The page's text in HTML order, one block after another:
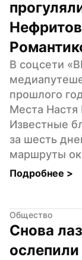
В соцсети
прошлого
Места Настя
Известные
за шесть
маршруты
Подробнее >
Общество
Снова
ослепили